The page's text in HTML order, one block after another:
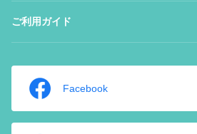
ご利用ガイド
Facebook